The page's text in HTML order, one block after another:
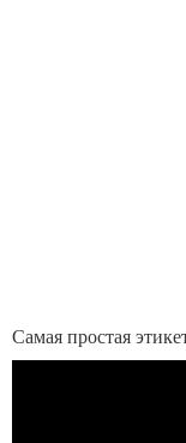
Самая простая